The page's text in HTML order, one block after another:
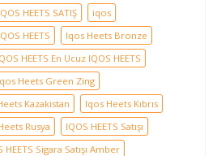
HEETS SATIŞ
iqos
HEETS
Iqos Heets Bronze
HEETS En Ucuz IQOS HEETS
Heets Green Zing
Kazakistan
Iqos Heets Kıbrıs
Rusya
IQOS HEETS Satışı
HEETS Sigara Satışı Amber